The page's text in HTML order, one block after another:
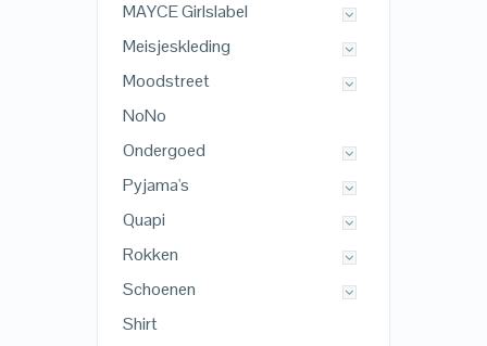
MAYCE Girlslabel
Meisjeskleding
Moodstreet
NoNo
Ondergoed
Pyjama's
Quapi
Rokken
Schoenen
Shirt